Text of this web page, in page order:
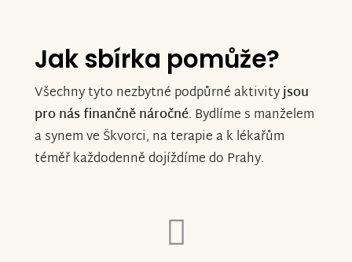
Jak sbírka pomůže?
Všechny tyto nezbytné podpůrné aktivityjsou
pro nás finančně náročné. Bydlíme s manželem
a synem ve Škvorci, na terapie a k lékařům
téměř každodenně dojíždíme do Prahy.